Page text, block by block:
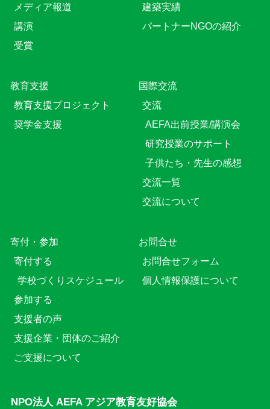
メディア報道
講演
受賞
建築実績
パートナーNGOの紹介
教育⽀援
教育⽀援プロジェクト
奨学金支援
国際交流
交流
AEFA出前授業/講演会
研究授業のサポート
子供たち・先生の感想
交流一覧
交流について
寄付・参加
寄付する
学校づくりスケジュール
参加する
支援者の声
支援企業・団体のご紹介
ご支援について
お問合せ
お問合せフォーム
個人情報保護について
NPO法人 AEFA アジア教育友好協会